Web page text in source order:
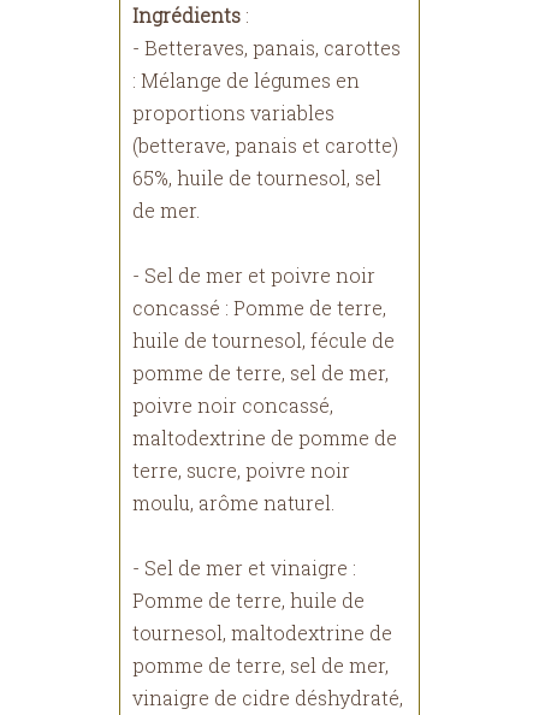
Ingrédients :
- Betteraves, panais, carottes
: Mélange de légumes en
proportions variables
(betterave, panais et carotte)
65%, huile de tournesol, sel
de mer.
- Sel de mer et poivre noir
concassé : Pomme de terre,
huile de tournesol, fécule de
pomme de terre, sel de mer,
poivre noir concassé,
maltodextrine de pomme de
terre, sucre, poivre noir
moulu, arôme naturel.
- Sel de mer et vinaigre :
Pomme de terre, huile de
tournesol, maltodextrine de
pomme de terre, sel de mer,
vinaigre de cidre déshydraté,